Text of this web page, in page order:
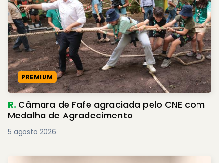
PREMIUM
R. Câmara de Fafe agraciada pelo CNE com
Medalha de Agradecimento
5 agosto 2026